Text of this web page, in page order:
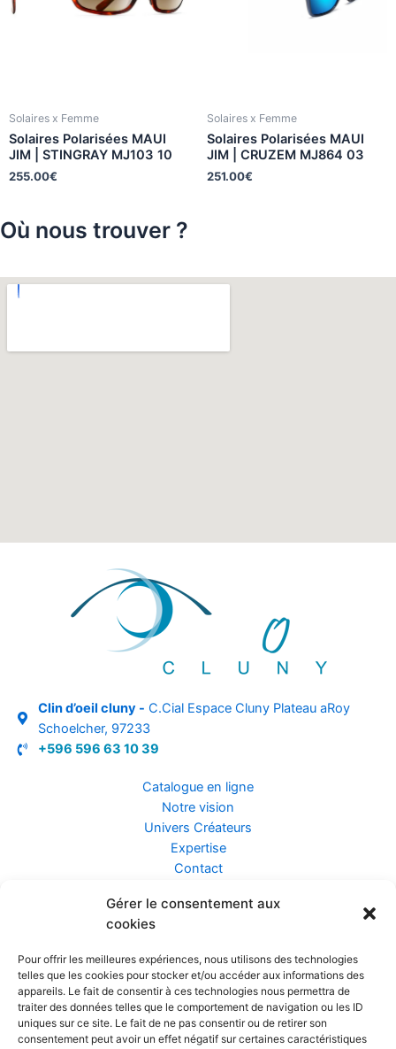
Gérer le consentement aux
cookies
Pour offrir les meilleures expériences, nous utilisons des technologies
telles que les cookies pour stocker et/ou accéder aux informations des
appareils. Le fait de consentir à ces technologies nous permettra de
traiter des données telles que le comportement de navigation ou les ID
uniques sur ce site. Le fait de ne pas consentir ou de retirer son
consentement peut avoir un effet négatif sur certaines caractéristiques
Solaires x Femme
Solaires Polarisées MAUI
JIM | STINGRAY MJ103 10
255.00€
Solaires x Femme
Solaires Polarisées MAUI
JIM | CRUZEM MJ864 03
251.00€
Où nous trouver ?
Clin d’oeil cluny - C.Cial Espace Cluny Plateau aRoy
Schoelcher, 97233
+596 596 63 10 39
Catalogue en ligne
Notre vision
Univers Créateurs
Expertise
Contact
Assurance ZEN
Confidentialité et Données
Conditions Générales de Vente